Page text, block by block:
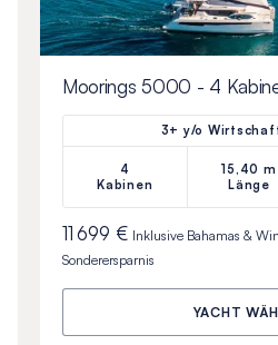
Moorings 5000 - 4
3+ y/o
4
Kabinen
15,40 m
Länge
11 699 € Inklusive Bahamas &
Sonderersparnis
YACHT